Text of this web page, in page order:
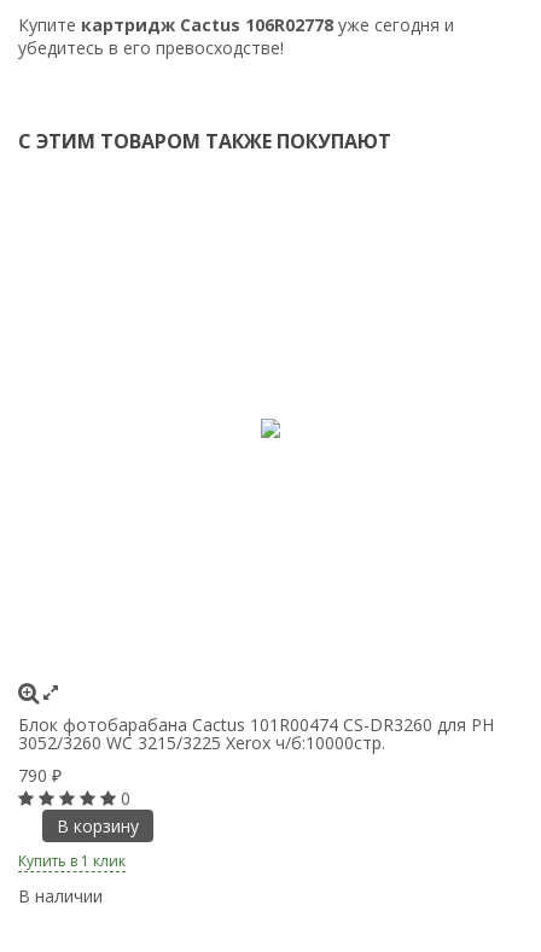
Купите картридж Cactus 106R02778 уже сегодня и
убедитесь в его превосходстве!
С ЭТИМ ТОВАРОМ ТАКЖЕ ПОКУПАЮТ
Блок фотобарабана Cactus 101R00474 CS-DR3260 для PH
3052/3260 WC 3215/3225 Xerox ч/б:10000стр.
790 ₽
0
В корзину
Купить в 1 клик
В наличии